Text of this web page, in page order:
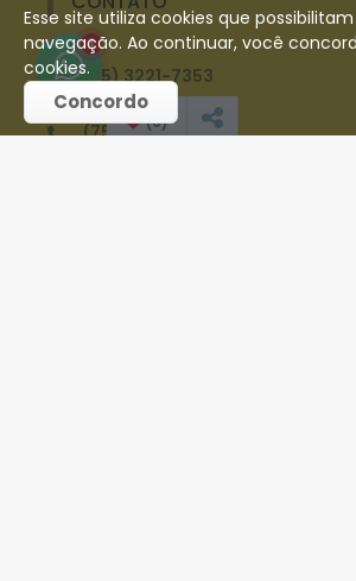
(75) 3221-7353
(75) 98192-0611
1
(0)
Esse site utiliza cookies que
navegação. Ao continuar, você
cookies.
Concordo